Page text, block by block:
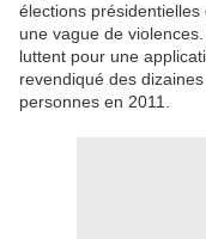
élections
une vague de
luttent pour une
revendiqué des
personnes en 2011.